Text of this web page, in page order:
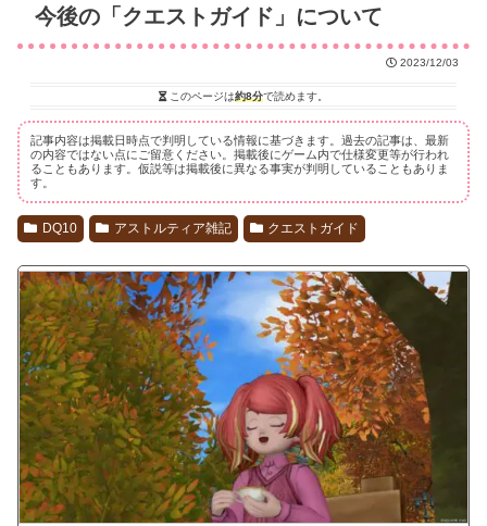
今後の「クエストガイド」について
2023/12/03
このページは約8分で読めます。
記事内容は掲載日時点で判明している情報に基づきます。過去の記事は、最新
の内容ではない点にご留意ください。掲載後にゲーム内で仕様変更等が行われ
ることもあります。仮説等は掲載後に異なる事実が判明していることもありま
す。
DQ10 アストルティア雑記 クエストガイド